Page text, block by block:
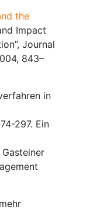
the
Impact
Journal
843–
in
297. Ein
Gasteiner